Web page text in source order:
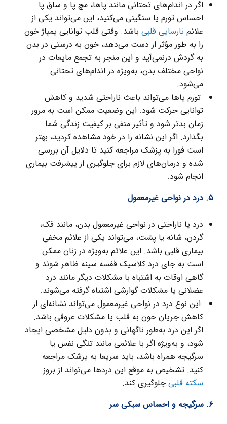
اگر در اندام‌های تحتانی مانند پاها، مچ پا و ساق پا
احساس تورم یا سنگینی می‌کنید، این می‌تواند یکی از
علائم نارسایی قلبیباشد. وقتی قلب توانایی پمپاژ خون
را به طور مؤثر از دست می‌دهد، خون به درستی در بدن
به گردش درنمی‌آید و این منجر به تجمع مایعات در
نواحی مختلف بدن، به‌ویژه در اندام‌های تحتانی
می‌شود.
تورم پاها می‌تواند باعث ناراحتی شدید و کاهش
توانایی حرکت شود. این وضعیت ممکن است به مرور
زمان بدتر شود و تأثیر منفی بر کیفیت زندگی شما
بگذارد. اگر این نشانه را در خود مشاهده کردید، بهتر
است فورا به پزشک مراجعه کنید تا دلایل آن بررسی
شده و درمان‌های لازم برای جلوگیری از پیشرفت بیماری
انجام شود.
۵. درد در نواحی غیرمعمول
درد یا ناراحتی در نواحی غیرمعمول بدن، مانند فک،
گردن، شانه یا پشت، می‌تواند یکی از علائم مخفی
بیماری قلبی باشد. این علائم به‌ویژه در زنان ممکن
است به جای درد کلاسیک قفسه سینه ظاهر شوند و
گاهی اوقات به اشتباه با مشکلات دیگر مانند درد
عضلانی یا مشکلات گوارشی اشتباه گرفته می‌شوند.
این نوع درد در نواحی غیرمعمول می‌تواند نشانه‌ای از
کاهش جریان خون به قلب یا مشکلات عروقی باشد.
اگر این درد به‌طور ناگهانی و بدون دلیل مشخصی ایجاد
شود، و به‌ویژه اگر با علائمی مانند تنگی نفس یا
سرگیجه همراه باشد، باید سریعا به پزشک مراجعه
کنید. تشخیص به موقع این دردها می‌تواند از بروز
سکته قلبیجلوگیری کند.
۶. سرگیجه و احساس سبکی سر